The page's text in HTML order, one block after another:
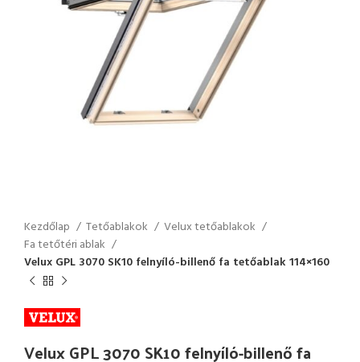
Kezdőlap Tetőablakok
Velux tetőablakok
Fa tetőtéri ablak
Velux GPL 3070 SK10 felnyíló-billenő fa tetőablak 114×160
Velux GPL 3070 SK10 felnyíló-billenő fa